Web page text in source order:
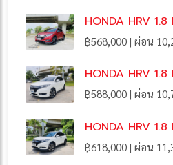
HONDA HRV
฿568,000 | ผ่อน
HONDA HRV 1.8
฿588,000 | ผ่อน
HONDA HRV 1.8
฿618,000 | ผ่อน